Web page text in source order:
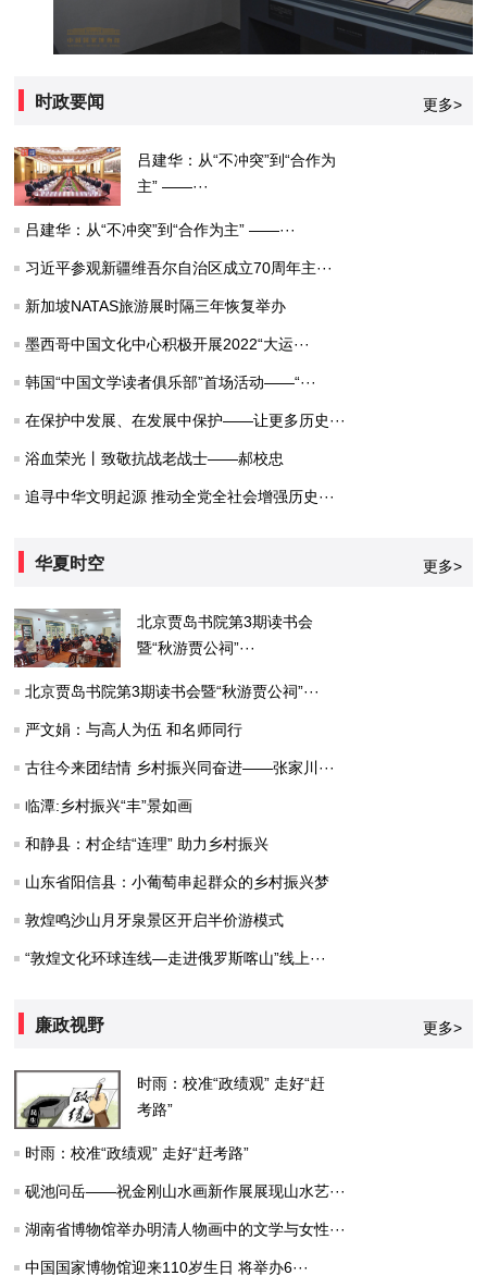
时政要闻 更多>
吕建华：从“不冲突”到“合作为
主” ——···
吕建华：从“不冲突”到“合作为主” ——···
习近平参观新疆维吾尔自治区成立70周年主···
新加坡NATAS旅游展时隔三年恢复举办
墨西哥中国文化中心积极开展2022“大运···
韩国“中国文学读者俱乐部”首场活动——“···
在保护中发展、在发展中保护——让更多历史···
浴血荣光丨致敬抗战老战士——郝校忠
追寻中华文明起源 推动全党全社会增强历史···
华夏时空 更多>
北京贾岛书院第3期读书会
暨“秋游贾公祠”···
北京贾岛书院第3期读书会暨“秋游贾公祠”···
严文娟：与高人为伍 和名师同行
古往今来团结情 乡村振兴同奋进——张家川···
临潭:乡村振兴“丰”景如画
和静县：村企结“连理” 助力乡村振兴
山东省阳信县：小葡萄串起群众的乡村振兴梦
敦煌鸣沙山月牙泉景区开启半价游模式
“敦煌文化环球连线—走进俄罗斯喀山”线上···
廉政视野 更多>
时雨：校准“政绩观” 走好“赶
考路”
时雨：校准“政绩观” 走好“赶考路”
砚池问岳——祝金刚山水画新作展展现山水艺···
湖南省博物馆举办明清人物画中的文学与女性···
中国国家博物馆迎来110岁生日 将举办6···